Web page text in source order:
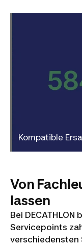
Kompatible
Von
lassen
Bei
Servicepoints
verschiedensten